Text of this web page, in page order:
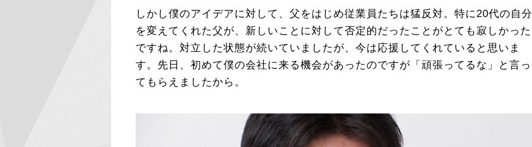
しかし僕のアイデアに対して、父をはじめ従業員たちは猛反対。特に20代の自分
を変えてくれた父が、新しいことに対して否定的だったことがとても寂しかった
ですね。対立した状態が続いていましたが、今は応援してくれていると思いま
す。先日、初めて僕の会社に来る機会があったのですが「頑張ってるな」と言っ
てもらえましたから。